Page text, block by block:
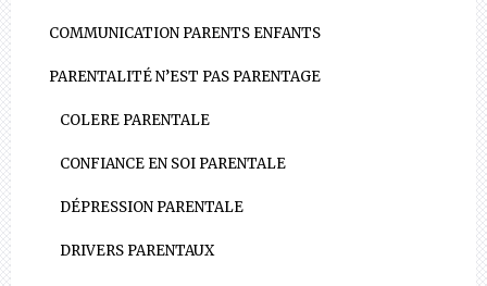
COMMUNICATION PARENTS ENFANTS
PARENTALITÉ N’EST PAS PARENTAGE
COLERE PARENTALE
CONFIANCE EN SOI PARENTALE
DÉPRESSION PARENTALE
DRIVERS PARENTAUX